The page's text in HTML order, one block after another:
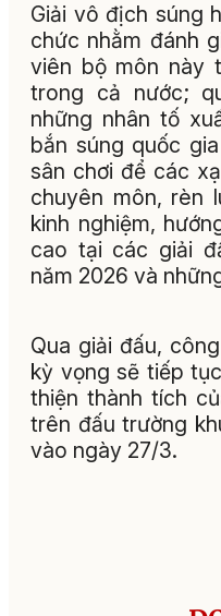
Giải vô địch súng
chức nhằm đánh
viên bộ môn này
trong cả nước;
những nhân tố
bắn súng quốc
sân chơi để các
chuyên môn, rèn
kinh nghiệm,
cao tại các giải
năm 2026 và
Qua giải đấu,
kỳ vọng sẽ tiếp
thiện thành tích
trên đấu trường
vào ngày 27/3.